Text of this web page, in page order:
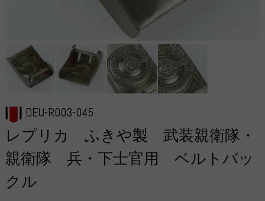
DEU-R003-045
レプリカ ふきや製 武装親衛隊・
親衛隊 兵・下士官用 ベルトバッ
クル